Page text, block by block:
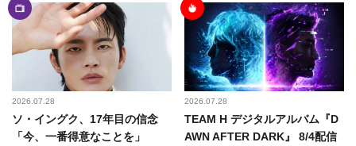
2026.07.28
ソ・イングク、17年目の信念
「今、一番得意なことを」
2026.07.28
TEAM H デジタルアルバム『D
AWN AFTER DARK』 8/4配信